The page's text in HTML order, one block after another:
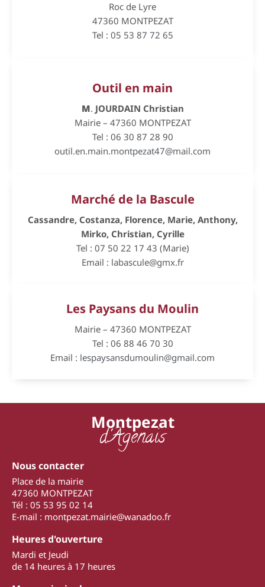
Roc de Lyre
47360 MONTPEZAT
Tel : 05 53 87 72 65
Outil en main
M. JOURDAIN Christian
Mairie – 47360 MONTPEZAT
Tel : 06 30 87 28 90
outil.en.main.montpezat47@mail.com
Marché de la Bascule
Cassandre, Costanza, Florence, Marie, Anthony,
Mirko, Christian, Cyrille
Tel : 07 50 22 17 43 (Marie)
Email : labascule@gmx.fr
Les Paysans du Moulin
Mairie – 47360 MONTPEZAT
Tel : 06 88 46 70 30
Email : lespaysansdumoulin@gmail.com
Montpezat
d'Agenais
Nous contacter
Place de la mairie
47360 MONTPEZAT
Tél : 05 53 95 02 14
E-mail : montpezat.mairie@wanadoo.fr
Heures d'ouverture
Mardi et Jeudi
de 14 heures à 17 heures